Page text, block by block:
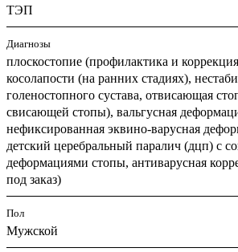
ТЭП
Диагнозы
плоскостопие (профилактика и
косолапости (на ранних стадиях),
голеностопного сустава, отвисающая
свисающей стопы), вальгусная
нефиксированная эквино-варусная
детский церебральный паралич (дцп) с
деформациями стопы, антиварусная
под заказ)
Пол
Мужской